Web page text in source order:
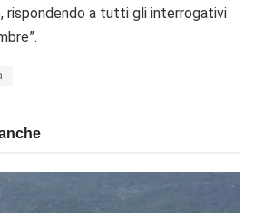
rispondendo a tutti gli interrogativi